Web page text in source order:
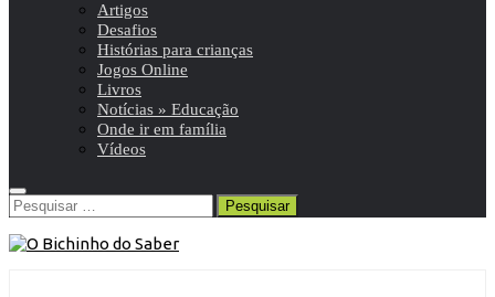
Artigos
Desafios
Histórias para crianças
Jogos Online
Livros
Notícias » Educação
Onde ir em família
Vídeos
Pesquisar
por: